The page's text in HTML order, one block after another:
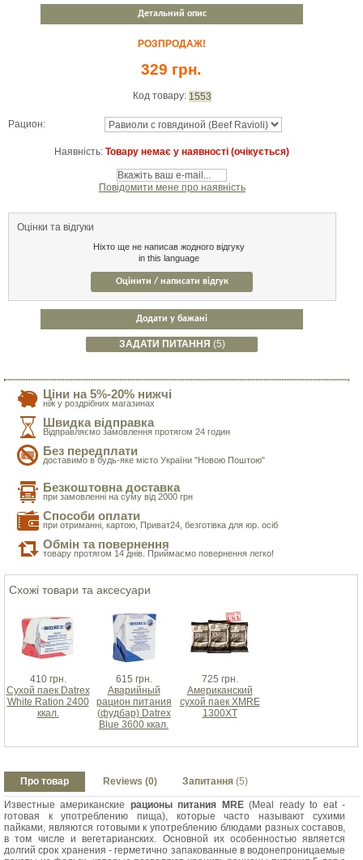
Детальний опис
РОЗПРОДАЖ!
329 грн.
Код товару: 1553
Рацион:
Наявність: Товару немає у наявності (очікується)
Повідомити мене про наявність
Оцінки та відгуки
Ніхто ще не написав жодного відгуку
in this language
Оцінити / написати відгук
Додати у бажані
ЗАДАТИ ПИТАННЯ (5)
Ціни на 5%-20% нижчі
ніж у роздрібних магазинах
Швидка відправка
Відправляємо замовлення протягом 24 годин
Без передплати
доставимо в будь-яке місто України "Новою Поштою"
Безкоштовна доставка
при замовленні на суму від 2000 грн
Способи оплати
при отриманні, картою, Приват24, безготівка для юр. осіб
Обмін та повернення
товару протягом 14 днів. Приймаємо повернення легко!
Схожі товари та аксесуари
410 грн.
Сухой паек Datrex
White Ration 2400
ккал.
615 грн.
Аварийный
рацион питания
(фудбар) Datrex
Blue 3600 ккал.
725 грн.
Американский
сухой паек XMRE
1300XT
Про товар Reviews (0) Запитання (5)
Известные американские рационы питания MRE (Meal ready to eat -
готовая к употреблению пища), которые часто называют сухими
пайками, являются готовыми к употреблению блюдами разных составов,
в том числе и вегетарианских. Основной их особенностью является
долгий срок хранения - герметично запакованные в водонепроницаемые